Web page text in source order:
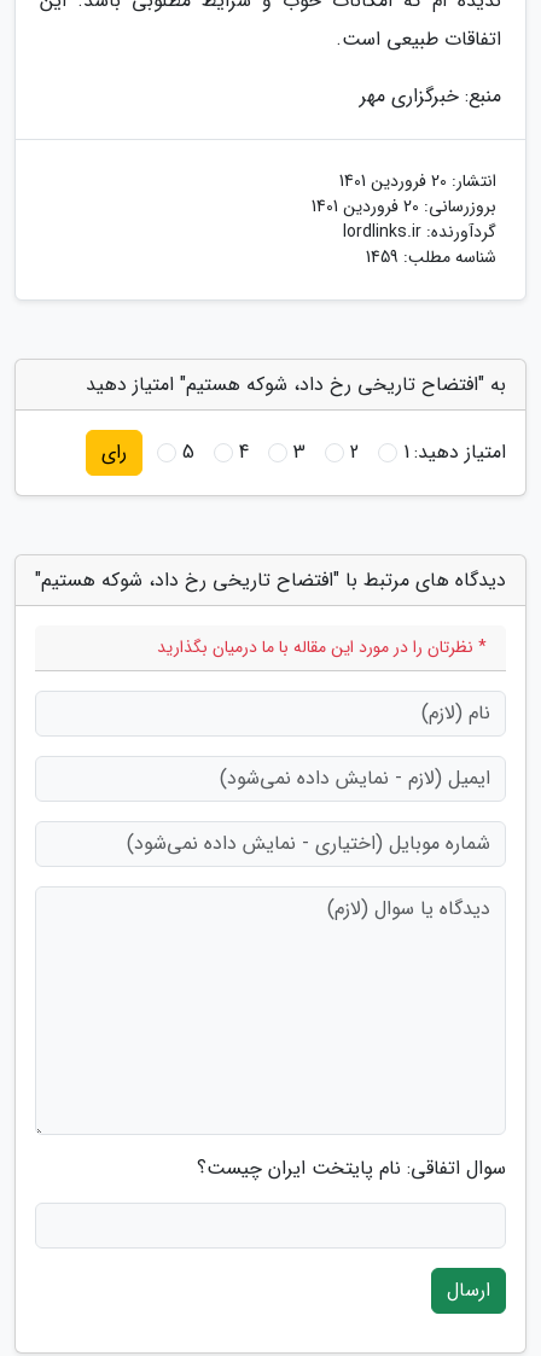
اتفاقات طبیعی است.
منبع: خبرگزاری مهر
انتشار: 20 فروردین 1401
بروزرسانی: 20 فروردین 1401
گردآورنده: lordlinks.ir
شناسه مطلب: 1459
به "افتضاح تاریخی رخ داد، شوکه هستیم" امتیاز دهید
امتیاز دهید:1
2
3
4
5 رای
دیدگاه های مرتبط با "افتضاح تاریخی رخ داد، شوکه هستیم"
* نظرتان را در مورد این مقاله با ما درمیان بگذارید
سوال اتفاقی: نام پایتخت ایران چیست؟
ارسال